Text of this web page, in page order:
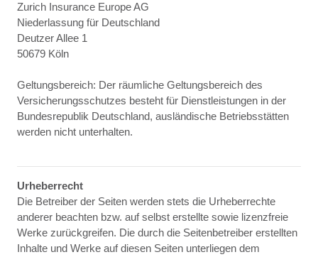
Zurich Insurance Europe AG
Niederlassung für Deutschland
Deutzer Allee 1
50679 Köln
Geltungsbereich: Der räumliche Geltungsbereich des
Versicherungsschutzes besteht für Dienstleistungen in der
Bundesrepublik Deutschland, ausländische Betriebsstätten
werden nicht unterhalten.
Urheberrecht
Die Betreiber der Seiten werden stets die Urheberrechte
anderer beachten bzw. auf selbst erstellte sowie lizenzfreie
Werke zurückgreifen. Die durch die Seitenbetreiber erstellten
Inhalte und Werke auf diesen Seiten unterliegen dem